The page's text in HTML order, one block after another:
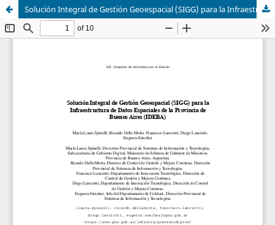
Solución Integral de Gestión Geoespacial (SIGG) para la Infraestructura de Datos Espaciales de la Provincia de Buenos Aires (IDEBA)